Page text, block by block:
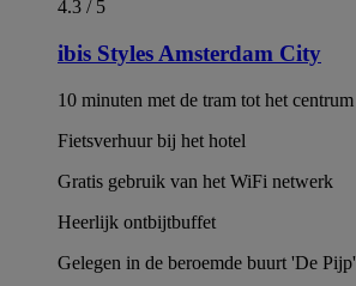
4.3 / 5
ibis Styles Amsterdam City
10 minuten met de tram tot het centrum
Fietsverhuur bij het hotel
Gratis gebruik van het WiFi netwerk
Heerlijk ontbijtbuffet
Gelegen in de beroemde buurt 'De Pijp'